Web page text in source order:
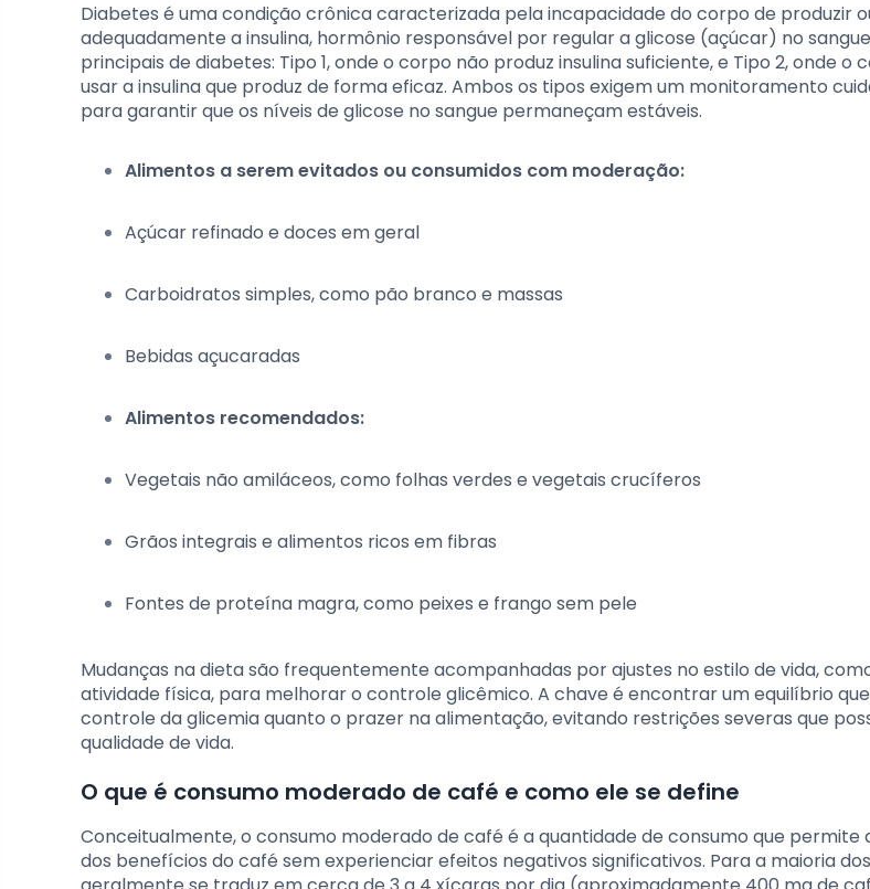
Diabetes é uma condição crônica caracterizada pela incapacidade do corpo de produzir
adequadamente a insulina, hormônio responsável por regular a glicose (açúcar) no
principais de diabetes: Tipo 1, onde o corpo não produz insulina suficiente, e Tipo 2, onde o
usar a insulina que produz de forma eficaz. Ambos os tipos exigem um monitoramento
para garantir que os níveis de glicose no sangue permaneçam estáveis.
Alimentos a serem evitados ou consumidos com moderação:
Açúcar refinado e doces em geral
Carboidratos simples, como pão branco e massas
Bebidas açucaradas
Alimentos recomendados:
Vegetais não amiláceos, como folhas verdes e vegetais crucíferos
Grãos integrais e alimentos ricos em fibras
Fontes de proteína magra, como peixes e frango sem pele
Mudanças na dieta são frequentemente acompanhadas por ajustes no estilo de vida,
atividade física, para melhorar o controle glicêmico. A chave é encontrar um equilíbrio
controle da glicemia quanto o prazer na alimentação, evitando restrições severas que
qualidade de vida.
O que é consumo moderado de café e como ele se define
Conceitualmente, o consumo moderado de café é a quantidade de consumo que permite
dos benefícios do café sem experienciar efeitos negativos significativos. Para a maioria